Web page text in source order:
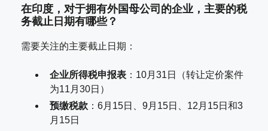
在印度，对于拥有外国母公司的企业，主要的税
务截止日期有哪些？
需要关注的主要截止日期：
企业所得税申报表 ：10月31日（转让定价案件
为11月30日）
预缴税款 ：6月15日、9月15日、12月15日和3
月15日